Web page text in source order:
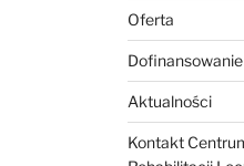
Oferta
Dofinansowanie
Aktualności
Kontakt